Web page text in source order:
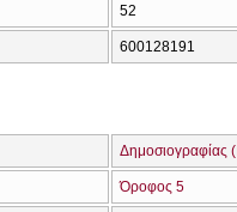
52
600128191
Δημοσιογραφίας
Όροφος 5